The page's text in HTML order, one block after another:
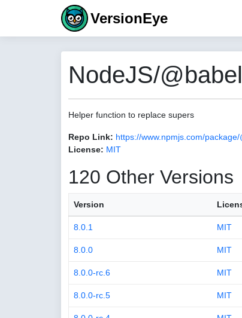
VersionEye
NodeJS/
Helper function to replace supers
Repo Link: https://www.npmjs.com/
License: MIT
120 Other Versions
Version
8.0.1 MIT
8.0.0 MIT
8.0.0-rc.6 MIT
8.0.0-rc.5 MIT